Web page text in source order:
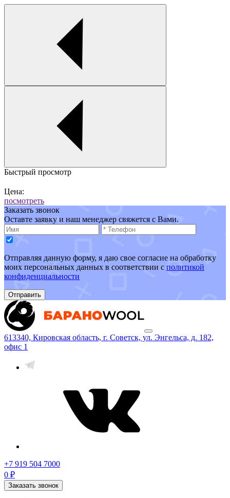
Быстрый просмотр
Цена:
посмотреть
Заказать звонок
Оставте заявку и наш менеджер свяжется с Вами.
Отправляя данную форму, я даю свое согласие на обработку
моих персональных данных в соответствии с политикой
конфиденциальности
Отправить
613340, Кировская область, г. Советск, ул. Энгельса, д. 182,
офис 1
+7 919 504 7000
0 ₽
Заказать звонок